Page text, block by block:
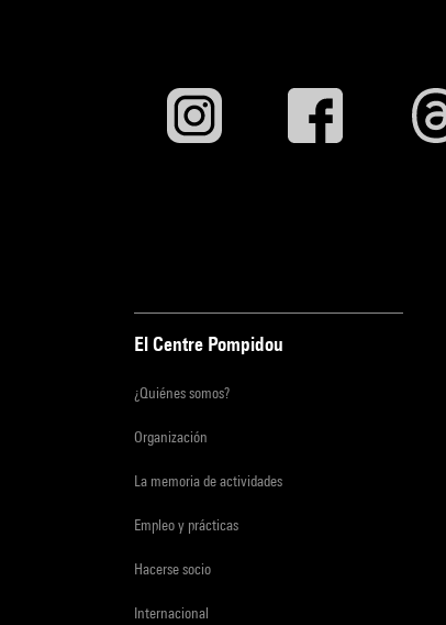
El Centre Pompidou
¿Quiénes somos?
Organización
La memoria de actividades
Empleo y prácticas
Hacerse socio
Internacional